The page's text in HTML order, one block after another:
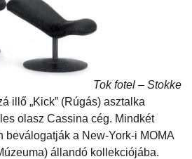
Tok fotel – Stokke
illő „Kick” (Rúgás) asztalka
olasz Cassina cég. Mindkét
beválogatják a New-York-i MOMA
állandó kollekciójába.